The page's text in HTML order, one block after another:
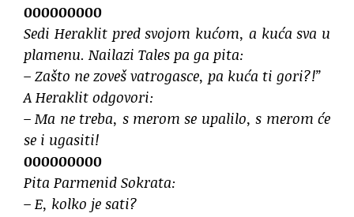
000000000
Sedi Heraklit pred svojom kućom, a kuća sva u
plamenu. Nailazi Tales pa ga pita:
– Zašto ne zoveš vatrogasce, pa kuća ti gori?!”
A Heraklit odgovori:
– Ma ne treba, s merom se upalilo, s merom će
se i ugasiti!
000000000
Pita Parmenid Sokrata:
– E, kolko je sati?